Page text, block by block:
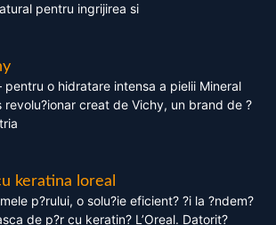
pentru ingrijirea si
pentru o hidratare intensa a pielii Mineral
creat de Vichy, un brand de ?
keratina loreal
p?rului, o solu?ie eficient? ?i la ?ndem?
de p?r cu keratin? L’Oreal. Datorit?